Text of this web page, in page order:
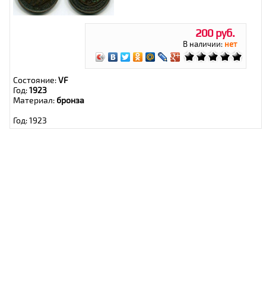
200 руб.
В наличии: нет
Состояние:VF
Год:1923
Материал: бронза
Год: 1923